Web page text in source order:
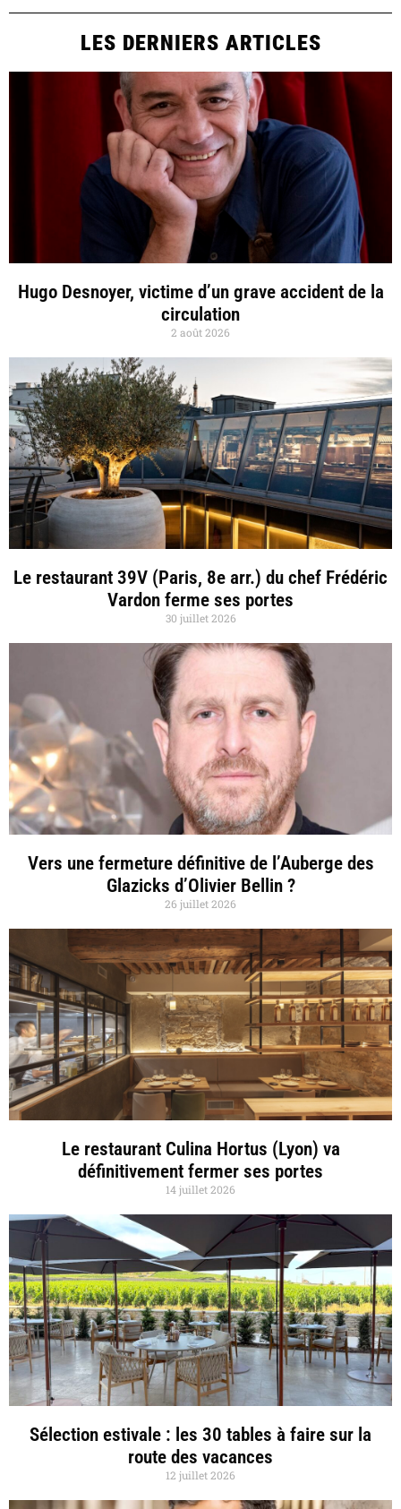
LES DERNIERS ARTICLES
Hugo Desnoyer, victime d’un grave accident de la
circulation
2 août 2026
Le restaurant 39V (Paris, 8e arr.) du chef Frédéric
Vardon ferme ses portes
30 juillet 2026
Vers une fermeture définitive de l’Auberge des
Glazicks d’Olivier Bellin ?
26 juillet 2026
Le restaurant Culina Hortus (Lyon) va
définitivement fermer ses portes
14 juillet 2026
Sélection estivale : les 30 tables à faire sur la
route des vacances
12 juillet 2026